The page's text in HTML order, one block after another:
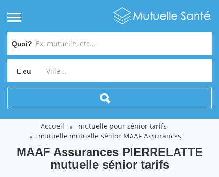
Quoi?
Lieu
Accueil
mutuelle pour sénior tarifs
mutuelle mutuelle sénior MAAF Assurances
MAAF Assurances PIERRELATTE
mutuelle sénior tarifs